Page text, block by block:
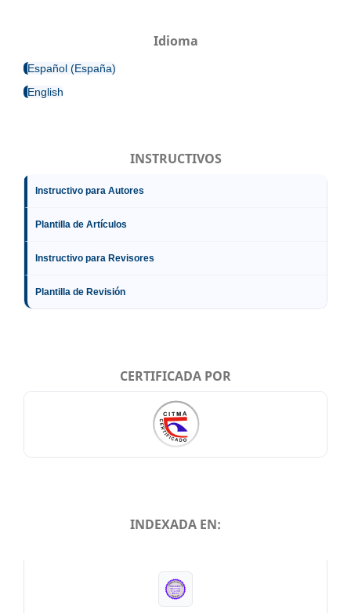
Idioma
Español (España)
English
INSTRUCTIVOS
Instructivo para Autores
Plantilla de Artículos
Instructivo para Revisores
Plantilla de Revisión
CERTIFICADA POR
INDEXADA EN: